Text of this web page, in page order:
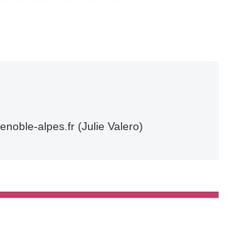
alpes.fr (Julie Valero)